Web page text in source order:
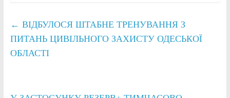
← ВІДБУЛОСЯ ШТАБНЕ ТРЕНУВАННЯ З
ПИТАНЬ ЦИВІЛЬНОГО ЗАХИСТУ ОДЕСЬКОЇ
ОБЛАСТІ